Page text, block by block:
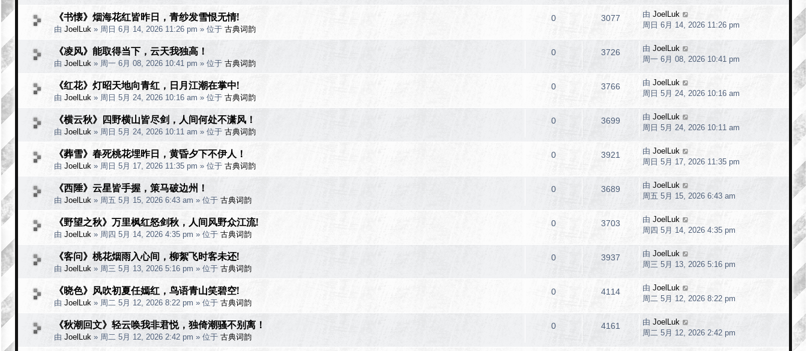
《书懐》烟海花红皆昨日，青纱发雪恨无情!
由 JoelLuk » 周日 6月 14, 2026 11:26 pm » 位于 古典词韵
0 3077 由 JoelLuk
周日 6月 14, 2026 11:26 pm
《凌风》能取得当下，云天我独高！
由 JoelLuk » 周一 6月 08, 2026 10:41 pm » 位于 古典词韵
0 3726 由 JoelLuk
周一 6月 08, 2026 10:41 pm
《红花》灯昭天地向青红，日月江潮在掌中!
由 JoelLuk » 周日 5月 24, 2026 10:16 am » 位于 古典词韵
0 3766 由 JoelLuk
周日 5月 24, 2026 10:16 am
《横云秋》四野横山皆尽剑，人间何处不潇风！
由 JoelLuk » 周日 5月 24, 2026 10:11 am » 位于 古典词韵
0 3699 由 JoelLuk
周日 5月 24, 2026 10:11 am
《葬雪》春死桃花埋昨日，黄昏夕下不伊人！
由 JoelLuk » 周日 5月 17, 2026 11:35 pm » 位于 古典词韵
0 3921 由 JoelLuk
周日 5月 17, 2026 11:35 pm
《西陲》云星皆手握，策马破边州！
由 JoelLuk » 周五 5月 15, 2026 6:43 am » 位于 古典词韵
0 3689 由 JoelLuk
周五 5月 15, 2026 6:43 am
《野望之秋》万里枫红怒剑秋，人间风野众江流!
由 JoelLuk » 周四 5月 14, 2026 4:35 pm » 位于 古典词韵
0 3703 由 JoelLuk
周四 5月 14, 2026 4:35 pm
《客问》桃花烟雨入心间，柳絮飞时客未还!
由 JoelLuk » 周三 5月 13, 2026 5:16 pm » 位于 古典词韵
0 3937 由 JoelLuk
周三 5月 13, 2026 5:16 pm
《晓色》风吹初夏任嫣红，鸟语青山笑碧空!
由 JoelLuk » 周二 5月 12, 2026 8:22 pm » 位于 古典词韵
0 4114 由 JoelLuk
周二 5月 12, 2026 8:22 pm
《秋潮回文》轻云唤我非君悦，独倚潮骚不别离！
由 JoelLuk » 周二 5月 12, 2026 2:42 pm » 位于 古典词韵
0 4161 由 JoelLuk
周二 5月 12, 2026 2:42 pm